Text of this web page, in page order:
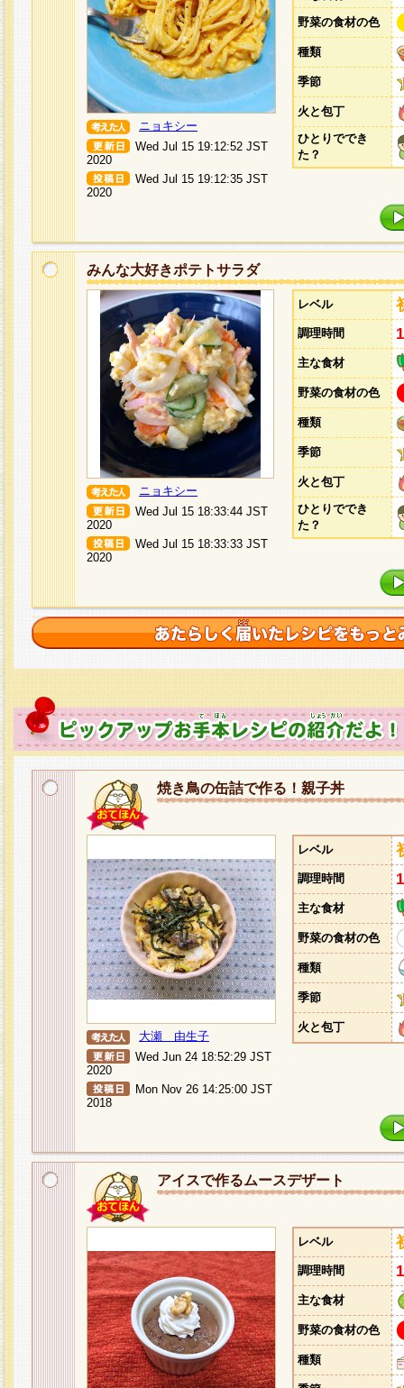
ニョキシー
Wed Jul 15 19:12:52 JST
2020
Wed Jul 15 19:12:35 JST
2020
野菜の食材の色
種類
季節
火と包丁
ひとりででき
た？
みんな大好きポテトサラダ
ニョキシー
Wed Jul 15 18:33:44 JST
2020
Wed Jul 15 18:33:33 JST
2020
レベル
調理時間
主な食材
野菜の食材の色
種類
季節
火と包丁
ひとりででき
た？
焼き鳥の缶詰で作る！親子丼
大瀬 由生子
Wed Jun 24 18:52:29 JST
2020
Mon Nov 26 14:25:00 JST
2018
レベル
調理時間
主な食材
野菜の食材の色
種類
季節
火と包丁
アイスで作るムースデザート
レベル
調理時間
主な食材
野菜の食材の色
種類